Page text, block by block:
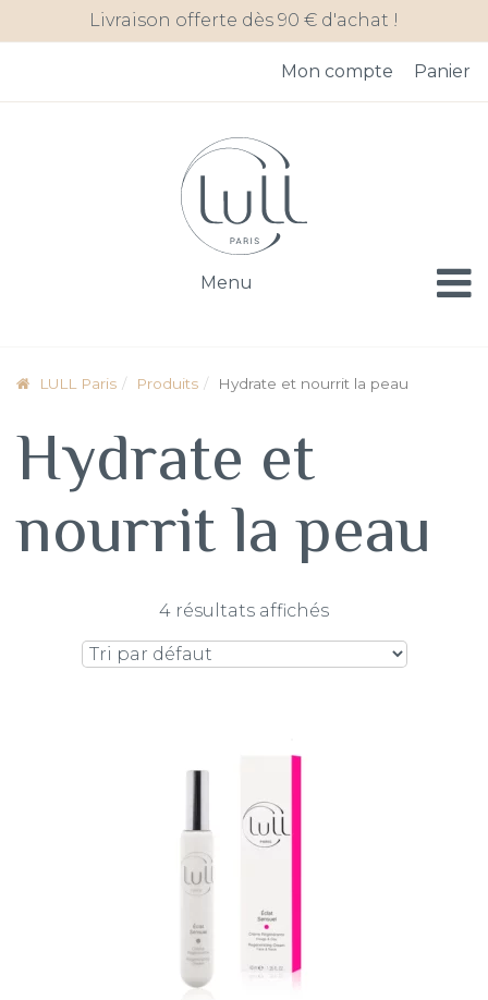
Livraison offerte dès 90 € d'achat !
Mon compte Panier
Menu
LULL Paris Produits Hydrate et nourrit la peau
Hydrate et
nourrit la peau
4 résultats affichés
Panneau de gestion des cookies